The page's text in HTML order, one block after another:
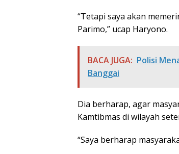
“Tetapi saya akan
Parimo,” ucap Haryono.
BACA JUGA: Polisi
Banggai
Dia berharap, agar
Kamtibmas di wilayah
“Saya berharap